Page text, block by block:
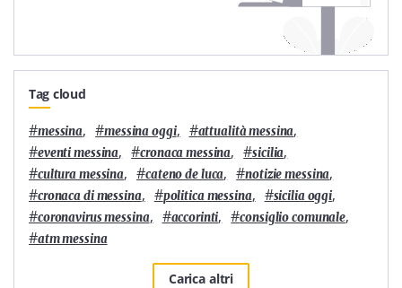
Tag cloud
#messina, #messina oggi, #attualità messina,
#eventi messina, #cronaca messina, #sicilia,
#cultura messina, #cateno de luca, #notizie messina,
#cronaca di messina, #politica messina, #sicilia oggi,
#coronavirus messina, #accorinti, #consiglio comunale,
#atm messina
Carica altri